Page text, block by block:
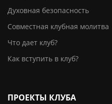
Духовная безопасность
Совместная клубная молитва
Что дает клуб?
Как вступить в клуб?
ПРОЕКТЫ КЛУБА